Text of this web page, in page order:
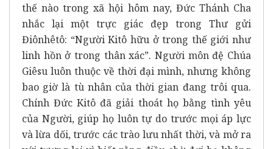
thế nào trong xã hội hôm nay, Đức Thánh Cha
nhắc lại một trực giác đẹp trong Thư gửi
Điônhêtô: “Người Kitô hữu ở trong thế giới như
linh hồn ở trong thân xác”. Người môn đệ Chúa
Giêsu luôn thuộc về thời đại mình, nhưng không
bao giờ là tù nhân của thời gian đang trôi qua.
Chính Đức Kitô đã giải thoát họ bằng tình yêu
của Người, giúp họ luôn tự do trước mọi áp lực
và lừa dối, trước các trào lưu nhất thời, và mở ra